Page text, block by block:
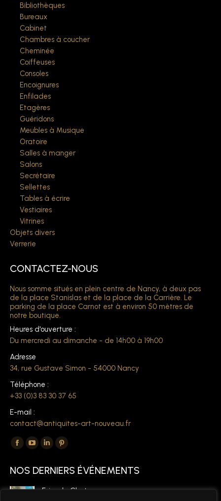
Bibliothèques
Bureaux
Cabinet
Chambres à coucher
Cheminée
Coiffeuses
Consoles
Encoignures
Enfilades
Etagères
Guéridons
Meubles à Musique
Oratoire
Salles à manger
Salons
Secrétaire
Sellettes
Tables à écrire
Vestiaires
Vitrines
Objets divers
Verrerie
CONTACTEZ-NOUS
Nous somme situés en plein centre de Nancy, à deux pas
de la place Stanislas et de la place de la Carrière. Le
parking de la place Carnot est à environ 50 mètres de
notre boutique.
Heures d'ouverture :
Du mercredi au dimanche - de 14h00 à 19h00
Adresse
34, rue Gustave Simon - 54000 Nancy
Téléphone :
+33 (0)3 83 30 37 65
E-mail :
contact@antiquites-art-nouveau.fr
Trouvez nous sur :
La
Facebook
s'ouvre
La
YouTube
s'ouvre
La
LinkedIn
s'ouvre
La
Pinterest
s'ouvre
NOS DERNIERS ÉVÉNEMENTS
Foire de Chatou